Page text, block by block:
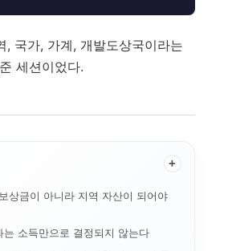
, 국가, 가계, 개발도상국이라는
세션이었다.
+
상금이 아니라 지역 자산이 되어야
는 소득만으로 결정되지 않는다